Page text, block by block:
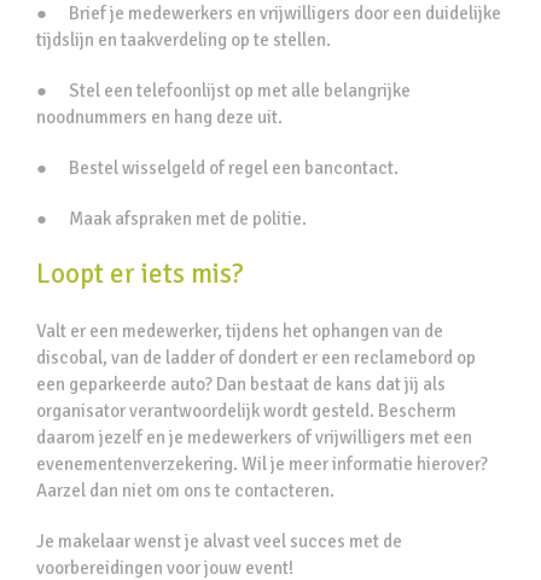
● Brief je medewerkers en vrijwilligers door een duidelijke
tijdslijn en taakverdeling op te stellen.
● Stel een telefoonlijst op met alle belangrijke
noodnummers en hang deze uit.
● Bestel wisselgeld of regel een bancontact.
● Maak afspraken met de politie.
Loopt er iets mis?
Valt er een medewerker, tijdens het ophangen van de
discobal, van de ladder of dondert er een reclamebord op
een geparkeerde auto? Dan bestaat de kans dat jij als
organisator verantwoordelijk wordt gesteld. Bescherm
daarom jezelf en je medewerkers of vrijwilligers met een
evenementenverzekering. Wil je meer informatie hierover?
Aarzel dan niet om ons te contacteren.
Je makelaar wenst je alvast veel succes met de
voorbereidingen voor jouw event!